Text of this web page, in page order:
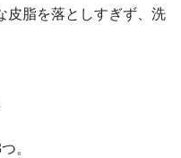
皮脂を落としすぎず、洗
。